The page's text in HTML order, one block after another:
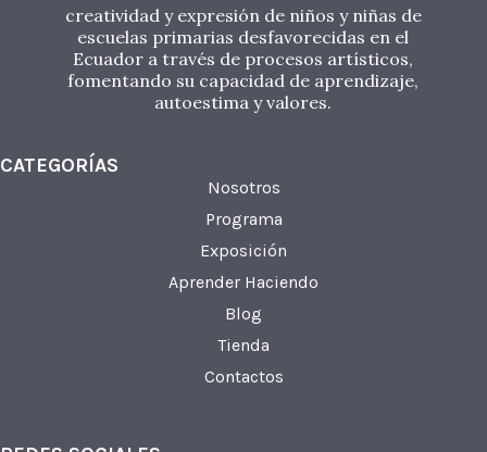
creatividad y expresión de niños y niñas de
escuelas primarias desfavorecidas en el
Ecuador a través de procesos artísticos,
fomentando su capacidad de aprendizaje,
autoestima y valores.
CATEGORÍAS
Nosotros
Programa
Exposición
Aprender Haciendo
Blog
Tienda
Contactos